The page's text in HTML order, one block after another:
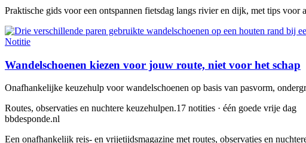
Praktische gids voor een ontspannen fietsdag langs rivier en dijk, met tips voor
Notitie
Wandelschoenen kiezen voor jouw route, niet voor het schap
Onafhankelijke keuzehulp voor wandelschoenen op basis van pasvorm,
Routes, observaties en nuchtere keuzehulpen.17 notities · één goede vrije dag
bbdesponde.nl
Een onafhankelijk reis- en vrijetijdsmagazine met routes, observaties en